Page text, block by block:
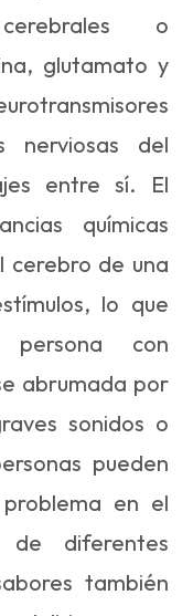
o
glutamato y
nerviosas del
entre sí. El
químicas
cerebro de una
lo que
con
abrumada por
sonidos o
pueden
en el
de diferentes
también